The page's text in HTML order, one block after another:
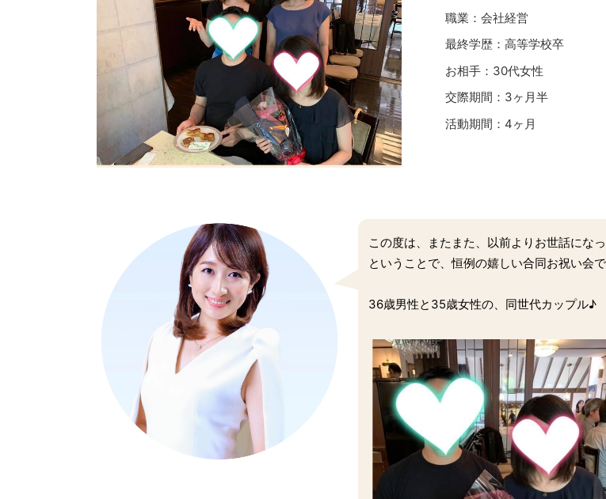
職業：会社経営
最終学歴：高等学校卒
お相手：30代女性
交際期間：3ヶ月半
活動期間：4ヶ月
この度は、またまた、以前よりお世話にな
ということで、恒例の嬉しい合同お祝い会で
36歳男性と35歳女性の、同世代カップル♪